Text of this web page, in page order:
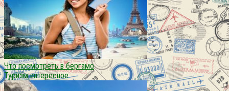
Что посмотреть в бергамо
Туризм интересное